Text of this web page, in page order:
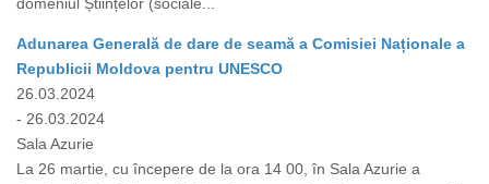
Adunarea Generală de dare de seamă a Comisiei Naționale a
Republicii Moldova pentru UNESCO
26.03.2024
- 26.03.2024
Sala Azurie
La 26 martie, cu începere de la ora 14 00, în Sala Azurie a